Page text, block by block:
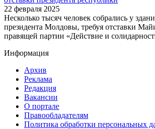
22 февраля 2025
Несколько тысяч человек собрались у
президента Молдовы, требуя отставки
правящей партии «Действие и
Информация
Архив
Реклама
Редакция
Вакансии
О портале
Правообладателям
Политика обработки персональных